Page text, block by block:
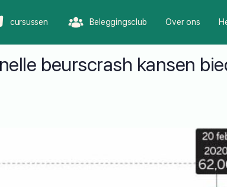
cursussen Beleggingsclub Over ons
beurscrash kansen